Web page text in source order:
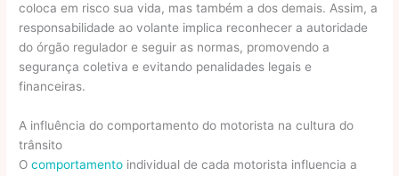
coloca em risco sua vida, mas também a dos demais. Assim, a
responsabilidade ao volante implica reconhecer a autoridade
do órgão regulador e seguir as normas, promovendo a
segurança coletiva e evitando penalidades legais e
financeiras.
A influência do comportamento do motorista na cultura do
trânsito
Ocomportamento individual de cada motorista influencia a